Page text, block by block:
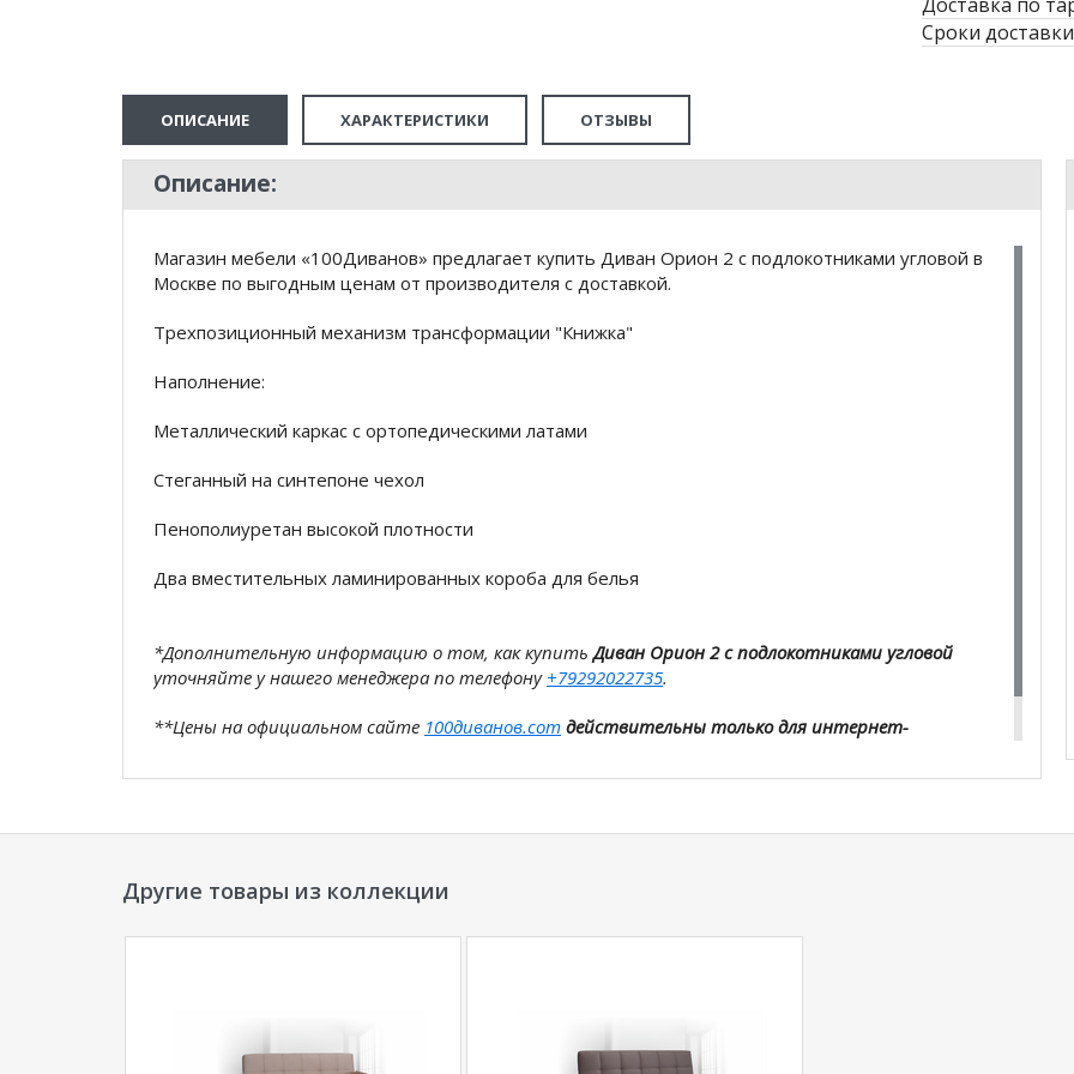
Сроки
ОПИСАНИЕ ХАРАКТЕРИСТИКИ ОТЗЫВЫ
Описание:
Магазин мебели «100Диванов» предлагает купить Диван Орион 2 с подлокотниками угловой в
Москве по выгодным ценам от производителя с доставкой.
Трехпозиционный механизм трансформации "Книжка"
Наполнение:
Металлический каркас с ортопедическими латами
Стеганный на синтепоне чехол
Пенополиуретан высокой плотности
Два вместительных ламинированных короба для белья
*Дополнительную информацию о том, как купитьДиван Орион 2 с подлокотниками угловой
уточняйте у нашего менеджера по телефону +79292022735.
**Цены на официальном сайте 100диванов.com действительны только для интернет-
Другие товары из коллекции